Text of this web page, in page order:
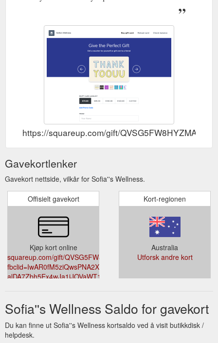
https://squareup.com/gift/QVSG5FW8HYZMA/
Gavekortlenker
Gavekort nettside, vilkår for Sofia''s Wellness.
Offisielt gavekort
Kjøp kort online
squareup.com/gift/QVSG5FW8HYZMA/order?
fbclid=IwAR0fM5ziQwsPNA2Xu5Uqt4ArTErfhN3_-
alDA7Zbh5Ex4wJa1iJOVaWT1GU
Kort-regionen
Australia
Utforsk andre kort
Sofia''s Wellness Saldo for gavekort
Du kan finne ut Sofia''s Wellness kortsaldo ved å visit butikkdisk /
helpdesk.